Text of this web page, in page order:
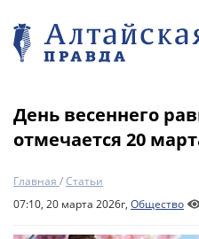
День весеннего
отмечается 20
Главная /Статьи
07:10, 20 марта 2026г, Общество